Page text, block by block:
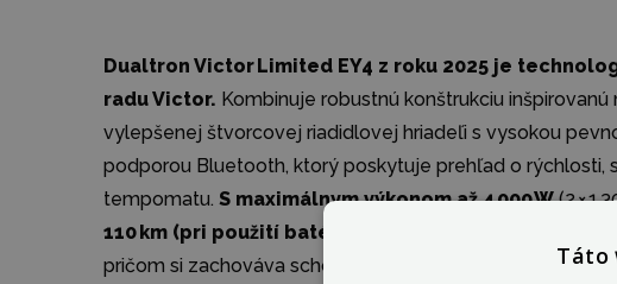
Dualtron Victor Limited EY4 z roku 2025 je
radu Victor. Kombinuje robustnú konštrukciu
vylepšenej štvorcovej riadidlovej hriadeľi s vysokou
podporou Bluetooth, ktorý poskytuje prehľad o rýchlosti,
tempomatu. S maximálnym výkonom až 4 000 W(2 × 1
110 km (pri použití batérie 60 V 35 Ah)
pričom si zachováva schopnosť legálne jazdiť po cestách
Táto